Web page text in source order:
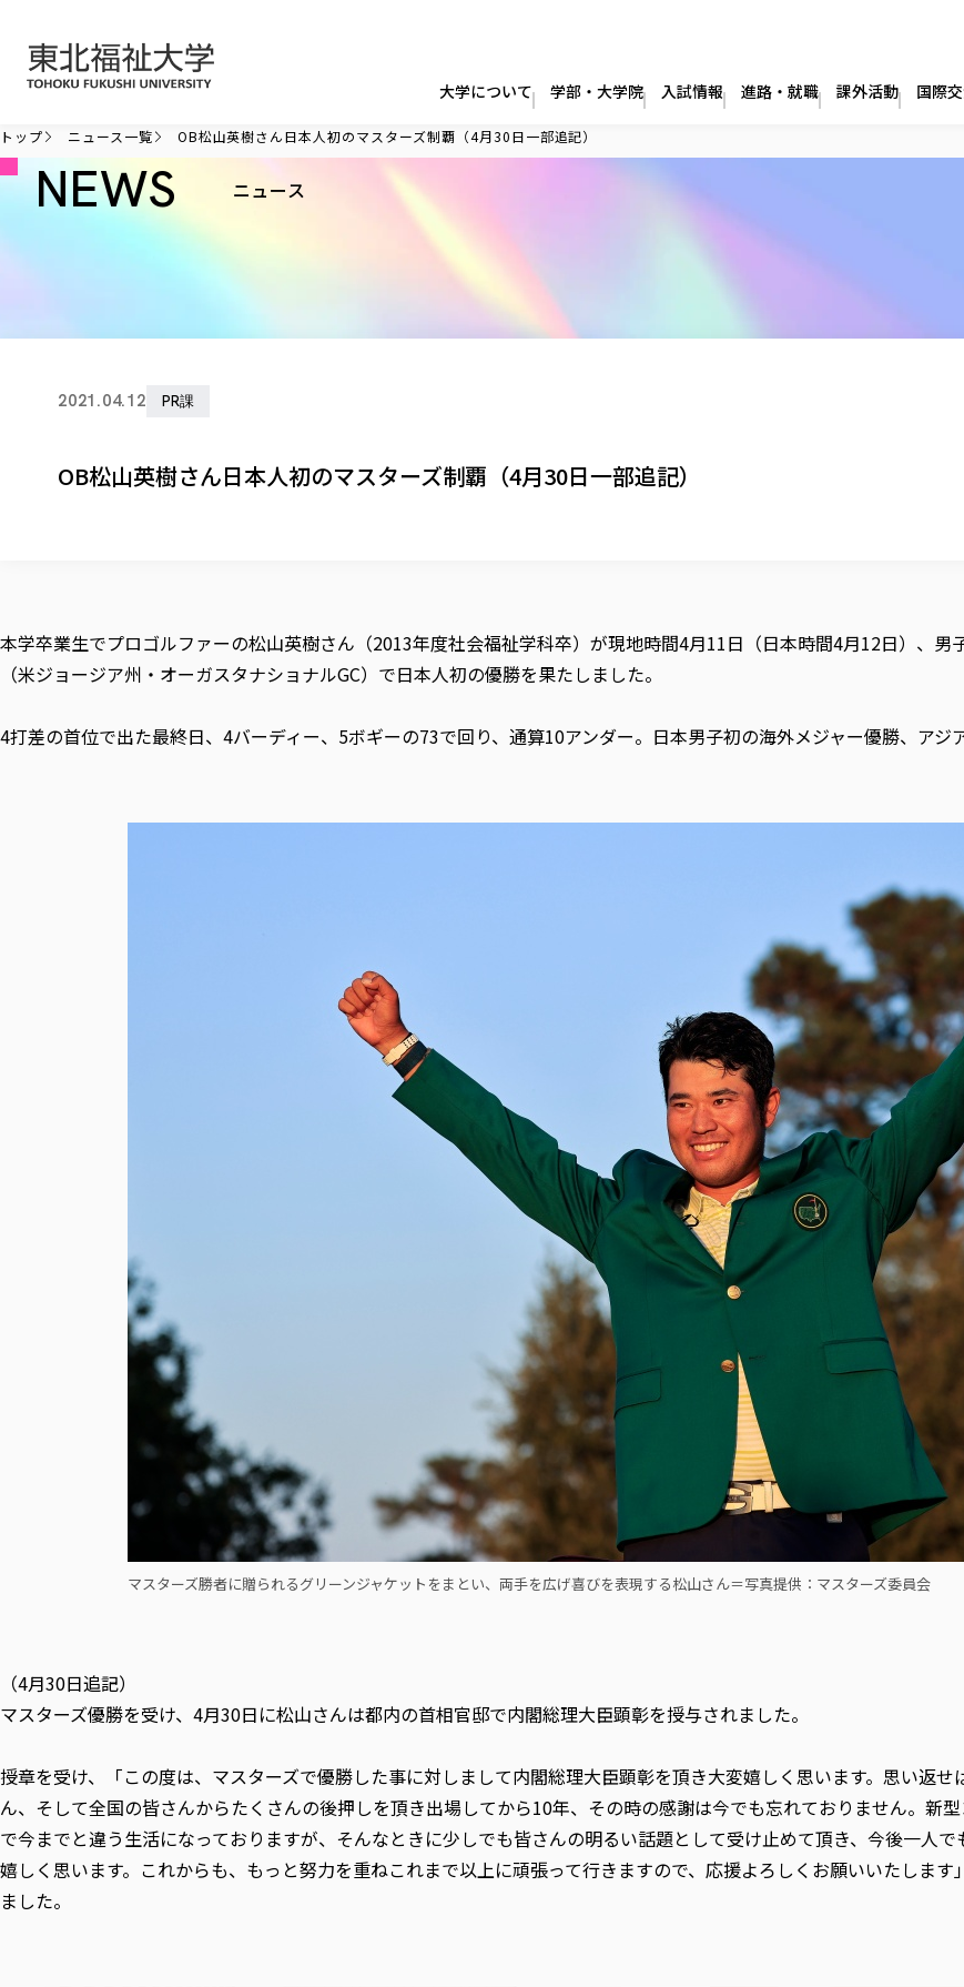
大学について 学部・大学院 入試情報 進路・就職 課外活動 国際
トップ ニュース一覧 OB松山英樹さん日本人初のマスターズ制覇（4月30日一部追記）
NEWS ニュース
2021.04.12 PR課
OB松山英樹さん日本人初のマスターズ制覇（4月30日一部追記）
本学卒業生でプロゴルファーの松山英樹さん（2013年度社会福祉学科卒）が現地時間4月11日（日本時間4月12日）、男
（米ジョージア州・オーガスタナショナルGC）で日本人初の優勝を果たしました。
4打差の首位で出た最終日、4バーディー、5ボギーの73で回り、通算10アンダー。日本男子初の海外メジャー優勝、アジ
マスターズ勝者に贈られるグリーンジャケットをまとい、両手を広げ喜びを表現する松山さん＝写真提供：マスターズ委員会
（4月30日追記）
マスターズ優勝を受け、4月30日に松山さんは都内の首相官邸で内閣総理大臣顕彰を授与されました。
授章を受け、「この度は、マスターズで優勝した事に対しまして内閣総理大臣顕彰を頂き大変嬉しく思います。思い返
ん、そして全国の皆さんからたくさんの後押しを頂き出場してから10年、その時の感謝は今でも忘れておりません。新
で今までと違う生活になっておりますが、そんなときに少しでも皆さんの明るい話題として受け止めて頂き、今後一人
嬉しく思います。これからも、もっと努力を重ねこれまで以上に頑張って行きますので、応援よろしくお願いいたしま
ました。